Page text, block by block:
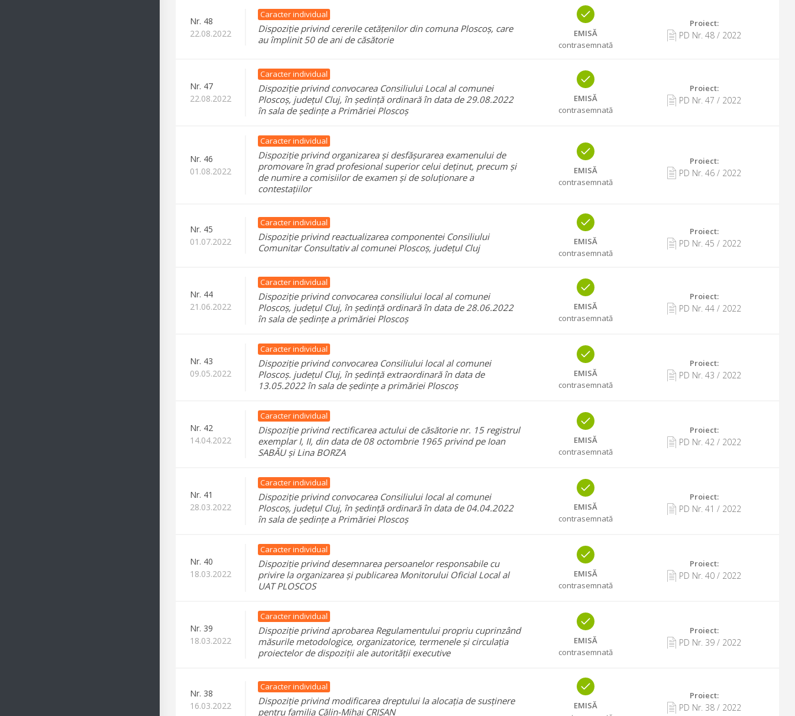
Nr. 48
22.08.2022
Caracter individual
Dispoziție privind cererile cetățenilor din comuna Ploscoș, care
au împlinit 50 de ani de căsătorie
EMISĂ
contrasemnată
Proiect:
PD Nr. 48/ 2022
Nr. 47
22.08.2022
Caracter individual
Dispoziție privind convocarea Consiliului Local al comunei
Ploscoș, județul Cluj, în ședință ordinară în data de 29.08.2022
în sala de ședințe a Primăriei Ploscoș
EMISĂ
contrasemnată
Proiect:
PD Nr. 47 / 2022
Nr. 46
01.08.2022
Caracter individual
Dispoziție privind organizarea și desfășurarea examenului de
promovare în grad profesional superior celui deținut, precum și
de numire a comisiilor de examen și de soluționare a
contestațiilor
EMISĂ
contrasemnată
Proiect:
PD Nr. 46/ 2022
Nr. 45
01.07.2022
Caracter individual
Dispoziție privind reactualizarea componentei Consiliului
Comunitar Consultativ al comunei Ploscoș, județul Cluj
EMISĂ
contrasemnată
Proiect:
PD Nr. 45 / 2022
Nr. 44
21.06.2022
Caracter individual
Dispoziție privind convocarea consiliului local al comunei
Ploscoș, județul Cluj, în ședință ordinară în data de 28.06.2022
în sala de ședințe a primăriei Ploscoș
EMISĂ
contrasemnată
Proiect:
PD Nr. 44/ 2022
Nr. 43
09.05.2022
Caracter individual
Dispoziție privind convocarea Consiliului local al comunei
Ploscoș. județul Cluj, în ședință extraordinară în data de
13.05.2022 în sala de ședințe a primăriei Ploscoș
EMISĂ
contrasemnată
Proiect:
PD Nr. 43 / 2022
Nr. 42
14.04.2022
Caracter individual
Dispoziție privind rectificarea actului de căsătorie nr. 15 registrul
exemplar I, II, din data de 08 octombrie 1965 privind pe Ioan
SABĂU și Lina BORZA
EMISĂ
contrasemnată
Proiect:
PD Nr. 42/ 2022
Nr. 41
28.03.2022
Caracter individual
Dispoziție privind convocarea Consiliului local al comunei
Ploscoș, județul Cluj, în ședință ordinară în data de 04.04.2022
în sala de ședințe a Primăriei Ploscoș
EMISĂ
contrasemnată
Proiect:
PD Nr. 41 / 2022
Nr. 40
18.03.2022
Caracter individual
Dispoziție privind desemnarea persoanelor responsabile cu
privire la organizarea și publicarea Monitorului Oficial Local al
UAT PLOSCOS
EMISĂ
contrasemnată
Proiect:
PD Nr. 40/ 2022
Nr. 39
18.03.2022
Caracter individual
Dispoziție privind aprobarea Regulamentului propriu cuprinzând
măsurile metodologice, organizatorice, termenele și circulația
proiectelor de dispoziții ale autorității executive
EMISĂ
contrasemnată
Proiect:
PD Nr. 39/ 2022
Nr. 38
16.03.2022
Caracter individual
Dispoziție privind modificarea dreptului la alocația de susținere
pentru familia Călin-Mihai CRIȘAN
EMISĂ
Proiect:
PD Nr. 38/ 2022